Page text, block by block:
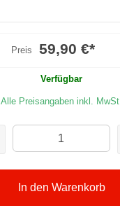
Preis 59,90 €*
Verfügbar
Alle Preisangaben inkl. MwSt.
In den Warenkorb